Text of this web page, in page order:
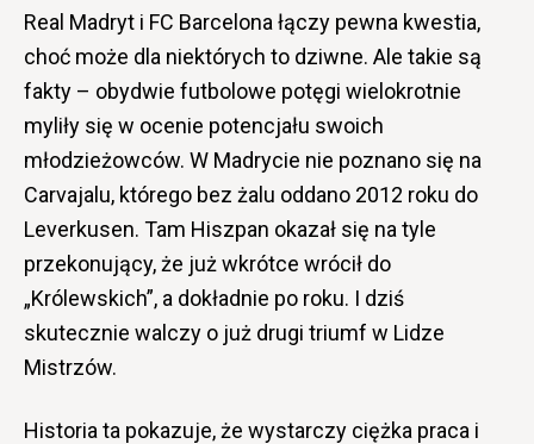
Real Madryt i FC Barcelona łączy pewna kwestia,
choć może dla niektórych to dziwne. Ale takie są
fakty – obydwie futbolowe potęgi wielokrotnie
myliły się w ocenie potencjału swoich
młodzieżowców. W Madrycie nie poznano się na
Carvajalu, którego bez żalu oddano 2012 roku do
Leverkusen. Tam Hiszpan okazał się na tyle
przekonujący, że już wkrótce wrócił do
„Królewskich”, a dokładnie po roku. I dziś
skutecznie walczy o już drugi triumf w Lidze
Mistrzów.
Historia ta pokazuje, że wystarczy ciężka praca i